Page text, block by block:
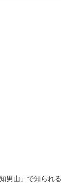
男山」で知られる